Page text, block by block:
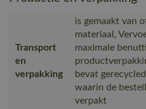
Transport
en
verpakking
is gemaakt van
materiaal,
maximale
bevat
waarin de
verpakt